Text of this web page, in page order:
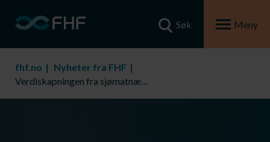
Søk Meny
fhf.no
Nyheter fra FHF
Verdiskapningen fra sjømatnæringen nærmer seg 100 milliarder kroner